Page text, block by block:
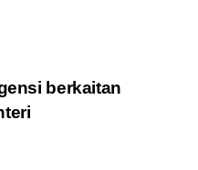
berkaitan